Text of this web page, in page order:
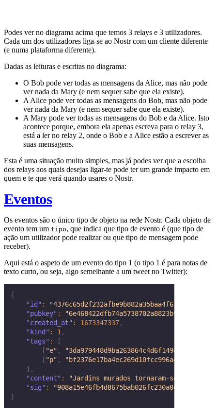
Podes ver no diagrama acima que temos 3 relays e 3 utilizadores.
Cada um dos utilizadores liga-se ao Nostr com um cliente diferente
(e numa plataforma diferente).
Dadas as leituras e escritas no diagrama:
O Bob pode ver todas as mensagens da Alice, mas não pode
ver nada da Mary (e nem sequer sabe que ela existe).
A Alice pode ver todas as mensagens do Bob, mas não pode
ver nada da Mary (e nem sequer sabe que ela existe).
A Mary pode ver todas as mensagens do Bob e da Alice. Isto
acontece porque, embora ela apenas escreva para o relay 3,
está a ler no relay 2, onde o Bob e a Alice estão a escrever as
suas mensagens.
Esta é uma situação muito simples, mas já podes ver que a escolha
dos relays aos quais desejas ligar-te pode ter um grande impacto em
quem e te que verá quando usares o Nostr.
Eventos
Os eventos são o único tipo de objeto na rede Nostr. Cada objeto de
evento tem um tipo, que indica que tipo de evento é (que tipo de
ação um utilizador pode realizar ou que tipo de mensagem pode
receber).
Aqui está o aspeto de um evento do tipo 1 (o tipo 1 é para notas de
texto curto, ou seja, algo semelhante a um tweet no Twitter):
{
"id" :
"pubkey" :
"created_at" : 1673347337,
"kind" : 1 ,
"tags" :
[
[ "e" ,
[ "p" ,
] ,
"content" :
"Jardins murados tornaram-se
"sig" :
}